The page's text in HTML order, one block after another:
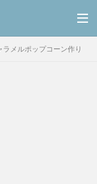
ラメルポップコーン作り